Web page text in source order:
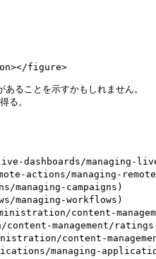
figure>
ることを示すかもしれません。
る。
dashboards/managing-
actions/managing-
managing-campaigns)
managing-workflows)
content-
management/ratings-
content-
managing-